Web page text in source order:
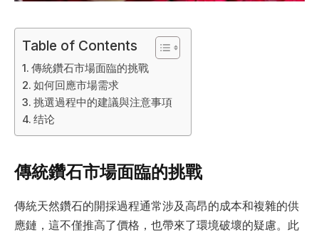
Table of Contents
傳統鑽石市場面臨的挑戰
如何回應市場需求
挑選過程中的建議與注意事項
结论
傳統鑽石市場面臨的挑戰
傳統天然鑽石的開採過程通常涉及高昂的成本和複雜的供
應鏈，這不僅推高了價格，也帶來了環境破壞的疑慮。此